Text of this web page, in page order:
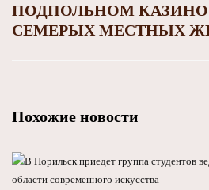
ПОДПОЛЬНОМ
СЕМЕРЫХ МЕСТНЫХ
Похожие новости